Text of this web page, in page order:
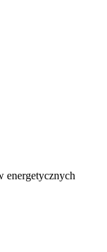
energetycznych